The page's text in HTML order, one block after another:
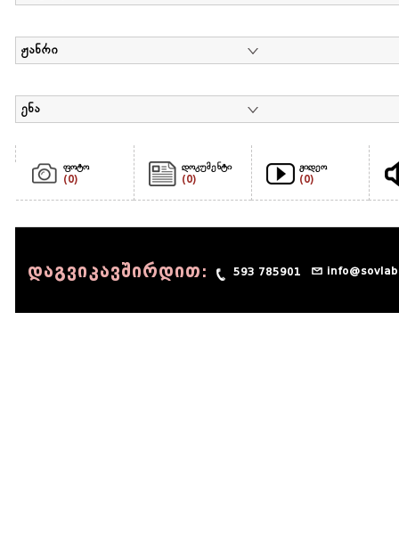
ჟანრი
ენა
ფოტო
(0)
დოკუმენტი
(0)
ვიდეო
(0)
დაგვიკავშირდით: 593 785901